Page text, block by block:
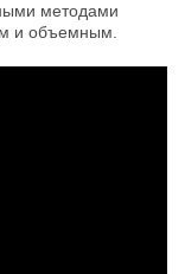
методами
и объемным.